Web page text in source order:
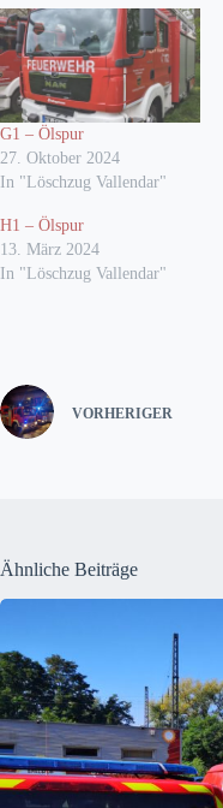
G1 – Ölspur
27. Oktober 2024
In "Löschzug Vallendar"
H1 – Ölspur
13. März 2024
In "Löschzug Vallendar"
VORHERIGER
Ähnliche Beiträge